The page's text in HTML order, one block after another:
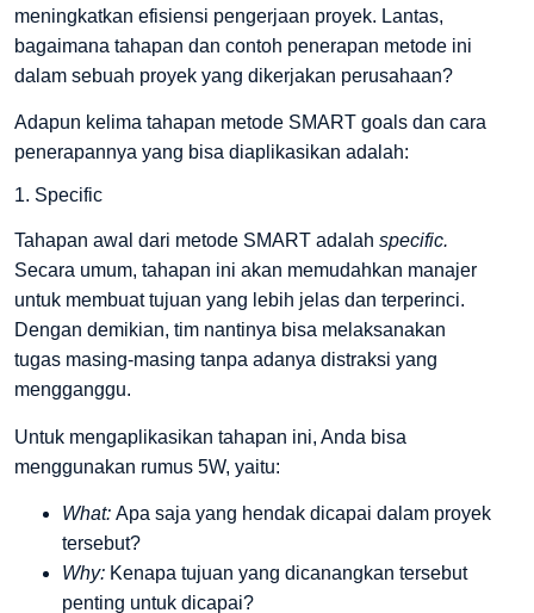
meningkatkan efisiensi pengerjaan proyek. Lantas,
bagaimana tahapan dan contoh penerapan metode ini
dalam sebuah proyek yang dikerjakan perusahaan?
Adapun kelima tahapan metode SMART goals dan cara
penerapannya yang bisa diaplikasikan adalah:
1. Specific
Tahapan awal dari metode SMART adalah specific.
Secara umum, tahapan ini akan memudahkan manajer
untuk membuat tujuan yang lebih jelas dan terperinci.
Dengan demikian, tim nantinya bisa melaksanakan
tugas masing-masing tanpa adanya distraksi yang
mengganggu.
Untuk mengaplikasikan tahapan ini, Anda bisa
menggunakan rumus 5W, yaitu:
What: Apa saja yang hendak dicapai dalam proyek
tersebut?
Why: Kenapa tujuan yang dicanangkan tersebut
penting untuk dicapai?